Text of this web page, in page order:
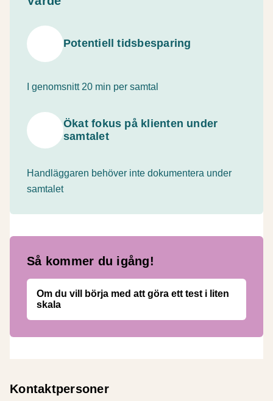
Potentiell tidsbesparing
I genomsnitt 20 min per samtal
Ökat fokus på klienten under
samtalet
Handläggaren behöver inte dokumentera under
samtalet
Så kommer du igång!
Om du vill börja med att göra ett test i liten
skala
Kontaktpersoner